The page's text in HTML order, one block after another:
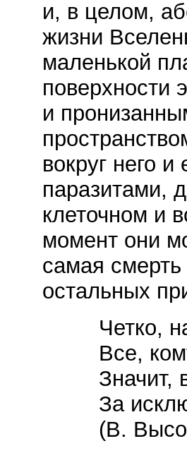
и, в целом,
жизни
маленькой
поверхности
и
вокруг него
паразитами,
клеточном и
момент они
самая
остальных
Четко,
Все,
Значит,
За
(В.